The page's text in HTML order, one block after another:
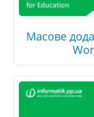
Масове